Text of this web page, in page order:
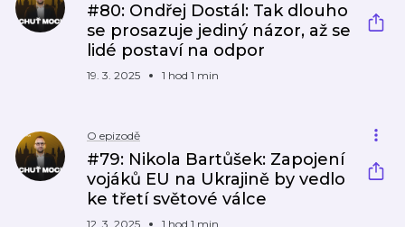
#80: Ondřej Dostál: Tak dlouho
se prosazuje jediný názor, až se
lidé postaví na odpor
19. 3. 2025 1 hod 1 min
O epizodě
#79: Nikola Bartůšek: Zapojení
vojáků EU na Ukrajině by vedlo
ke třetí světové válce
12. 3. 2025 1 hod 1 min